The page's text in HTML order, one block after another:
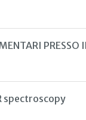
spectroscopy